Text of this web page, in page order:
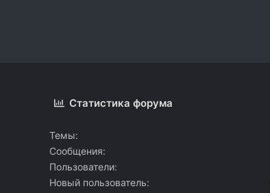
Статистика форума
Темы
Сообщения
Пользователи
Новый пользователь